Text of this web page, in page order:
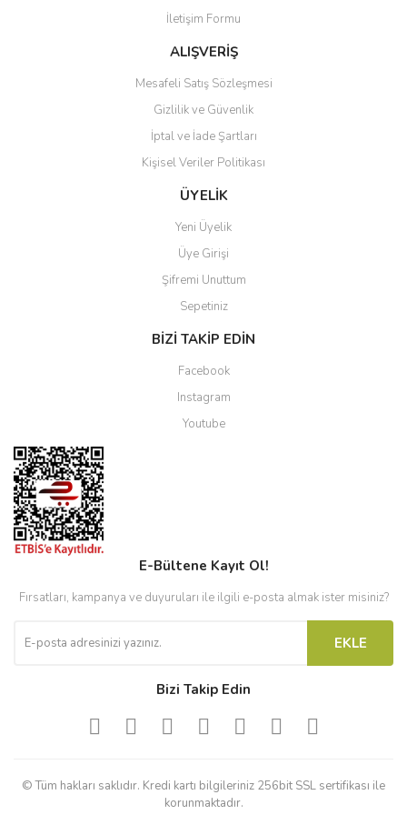
Ürün fiyatı diğer sitelerden daha pahalı.
Bu ürüne benzer farklı alternatifler olmalı.
Gönder
İletişim Formu
ALIŞVERİŞ
Mesafeli Satış Sözleşmesi
Gizlilik ve Güvenlik
İptal ve İade Şartları
Kişisel Veriler Politikası
ÜYELİK
Yeni Üyelik
Üye Girişi
Şifremi Unuttum
Sepetiniz
BİZİ TAKİP EDİN
Facebook
Instagram
Youtube
E-Bültene Kayıt Ol!
Fırsatları, kampanya ve duyuruları ile ilgili e-posta almak ister misiniz?
EKLE
Bizi Takip Edin
© Tüm hakları saklıdır. Kredi kartı bilgileriniz 256bit SSL sertifikası ile
korunmaktadır.